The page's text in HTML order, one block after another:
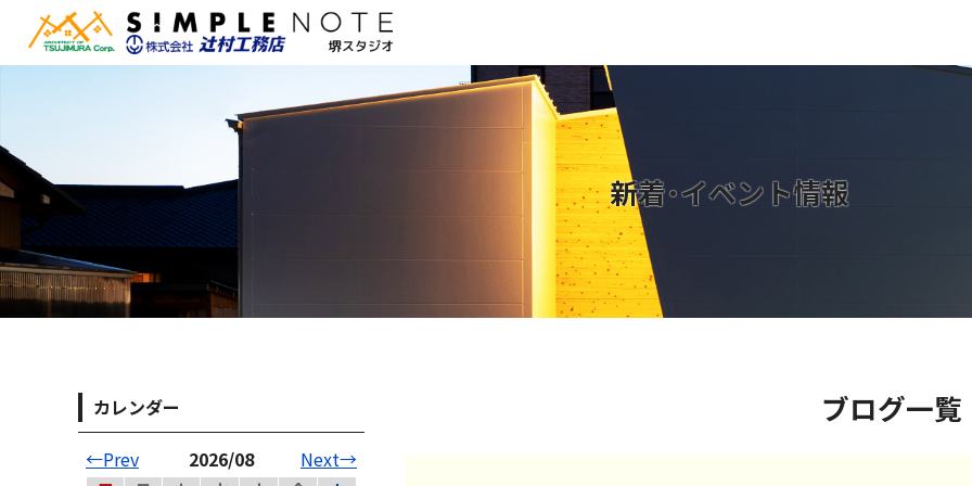
新着･イベント情報
ブログ一覧
カレンダー
←Prev
2026/08
Next→